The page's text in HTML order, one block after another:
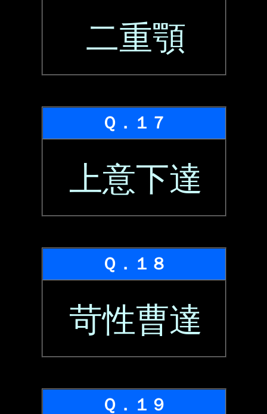
二重顎
Ｑ．１７
上意下達
Ｑ．１８
苛性曹達
Ｑ．１９